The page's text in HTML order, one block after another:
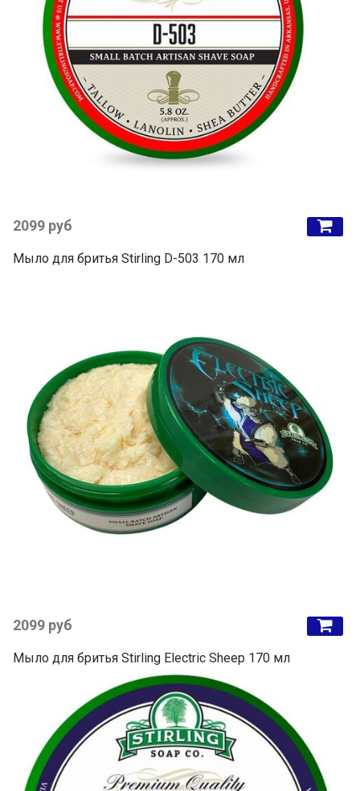
2099 руб
Мыло для бритья Stirling D-503 170 мл
2099 руб
Мыло для бритья Stirling Electric Sheep 170 мл